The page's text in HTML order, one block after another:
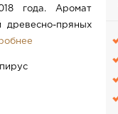
года. Аромат
древесно-пряных